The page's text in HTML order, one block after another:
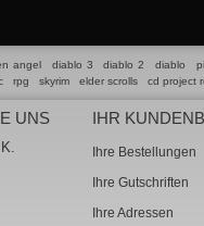
angel diablo 3 diablo 2 diablo
rpg skyrim elder scrolls cd project
UNS IHR
Ihre Bestellungen
Ihre Gutschriften
Ihre Adressen